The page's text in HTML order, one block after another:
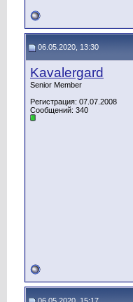
06.05.2020, 13:30
Kavalergard
Senior Member
Регистрация: 07.07.2008
Сообщений: 340